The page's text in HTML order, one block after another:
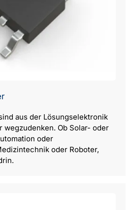
aus der Lösungselektronik
wegzudenken. Ob Solar- oder
oder
oder Roboter,